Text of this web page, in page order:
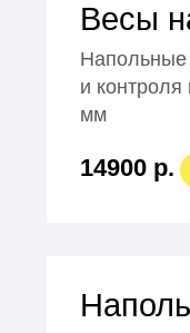
Весы
Напольные
и
мм
14900 р.